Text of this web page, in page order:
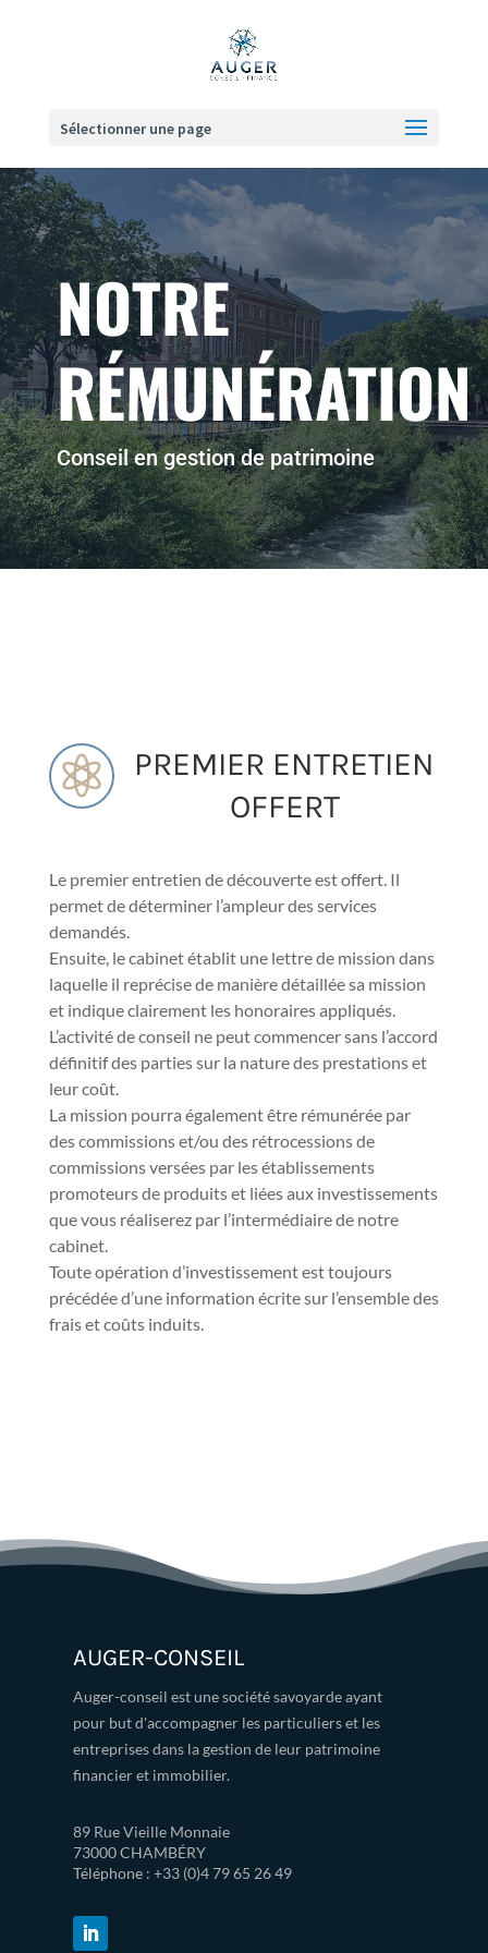
Sélectionner une page
NOTRE
RÉMUNÉRATION
Conseil en gestion de patrimoine

PREMIER ENTRETIEN
OFFERT
Le premier entretien de découverte est offert. Il
permet de déterminer l’ampleur des services
demandés.
Ensuite, le cabinet établit une lettre de mission dans
laquelle il reprécise de manière détaillée sa mission
et indique clairement les honoraires appliqués.
L’activité de conseil ne peut commencer sans l’accord
définitif des parties sur la nature des prestations et
leur coût.
La mission pourra également être rémunérée par
des commissions et/ou des rétrocessions de
commissions versées par les établissements
promoteurs de produits et liées aux investissements
que vous réaliserez par l’intermédiaire de notre
cabinet.
Toute opération d’investissement est toujours
précédée d’une information écrite sur l’ensemble des
frais et coûts induits.
AUGER-CONSEIL
Auger-conseil est une société savoyarde ayant
pour but d'accompagner les particuliers et les
entreprises dans la gestion de leur patrimoine
financier et immobilier.
89 Rue Vieille Monnaie
73000 CHAMBÉRY
Téléphone : +33 (0)4 79 65 26 49